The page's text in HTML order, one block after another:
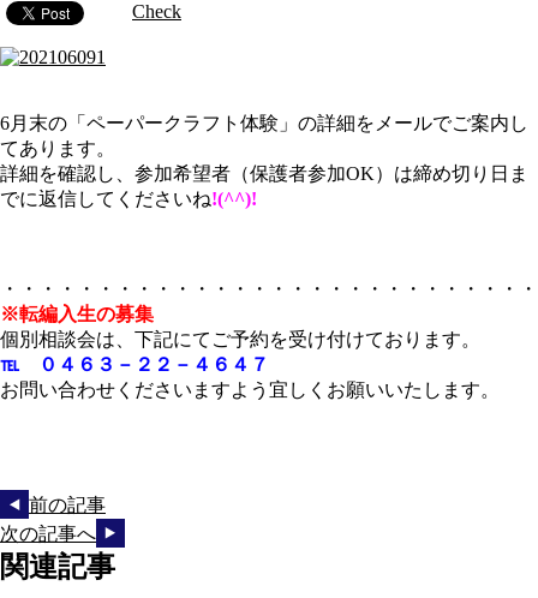
Check
6月末の「ペーパークラフト体験」の詳細をメールでご案内し
てあります。
詳細を確認し、参加希望者（保護者参加OK）は締め切り日ま
でに返信してくださいね!(^^)!
・・・・・・・・・・・・・・・・・・・・・・・・・・・
※転編入生の募集
個別相談会は、下記にてご予約を受け付けております。
℡ ０４６３－２２－４６４７
お問い合わせくださいますよう宜しくお願いいたします。
前の記事
次の記事へ
関連記事